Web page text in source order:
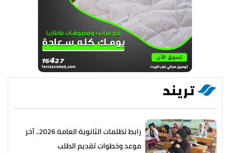
تريند
رابط تظلمات الثانوية العامة 2026.. آخر
موعد وخطوات تقديم الطلب